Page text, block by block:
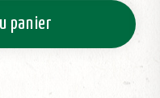
panier